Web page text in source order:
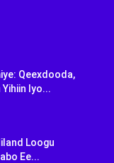
Qeexdooda,
Yihiin Iyo...
Loogu
Ee...